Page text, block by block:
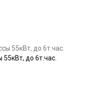
до 6т.час.